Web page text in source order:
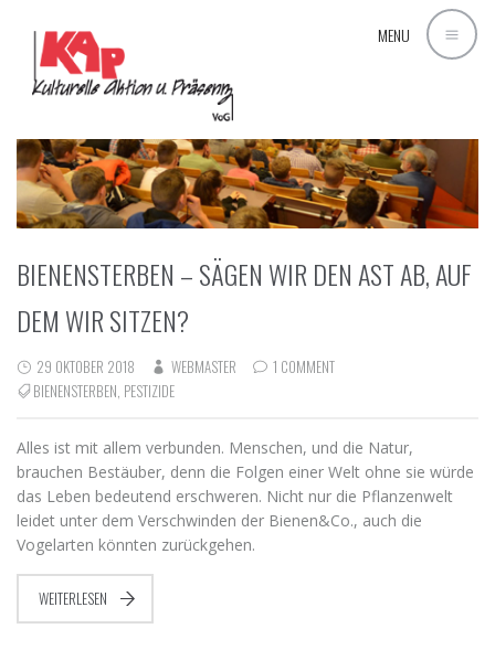
MENU
BIENENSTERBEN – SÄGEN WIR DEN AST AB, AUF
DEM WIR SITZEN?
29 OKTOBER 2018 WEBMASTER
1 COMMENT
BIENENSTERBEN PESTIZIDE
Alles ist mit allem verbunden. Menschen, und die Natur,
brauchen Bestäuber, denn die Folgen einer Welt ohne sie würde
das Leben bedeutend erschweren. Nicht nur die Pflanzenwelt
leidet unter dem Verschwinden der Bienen&Co., auch die
Vogelarten könnten zurückgehen.
WEITERLESEN